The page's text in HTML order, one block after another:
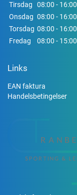
Tirsdag
08:00 - 16:00
Onsdag 08:00 - 16:00
Torsdag 08:00 - 16:00
Fredag
08:00 - 15:00
Links
EAN faktura
Handelsbetingelser